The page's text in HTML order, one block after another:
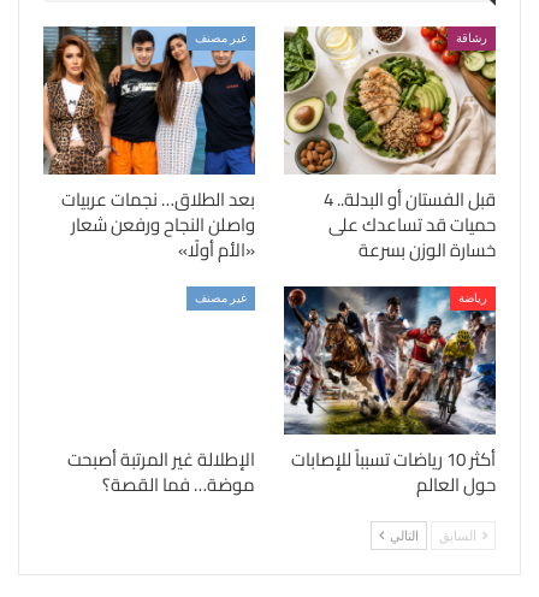
رشاقة
قبل الفستان أو البدلة.. 4
حميات قد تساعدك على
خسارة الوزن بسرعة
غير مصنف
بعد الطلاق… نجمات عربيات
واصلن النجاح ورفعن شعار
«الأم أولًا»
رياضة
أكثر 10 رياضات تسبباً للإصابات
حول العالم
غير مصنف
الإطلالة غير المرتبة أصبحت
موضة… فما القصة؟
السابق التالي